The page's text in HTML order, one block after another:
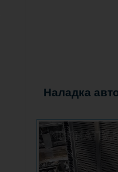
Наладка